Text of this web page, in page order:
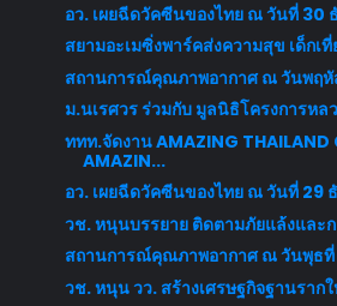
อว. เผยฉีดวัคซีนของไทย ณ วันที่ 30
สยามอะเมซิ่งพาร์คส่งความสุข เด็กเ
สถานการณ์คุณภาพอากาศ ณ วันพฤ
ม.นเรศวร ร่วมกับ มูลนิธิโครงการห
ททท.จัดงาน AMAZING
AMAZIN...
อว. เผยฉีดวัคซีนของไทย ณ วันที่ 29
วช. หนุนบรรยาย ติดตามภัยแล้งและ
สถานการณ์คุณภาพอากาศ ณ วันพุธที่
วช. หนุน วว. สร้างเศรษฐกิจฐานรา